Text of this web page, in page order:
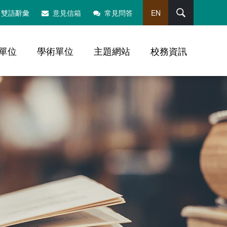
雙語辭彙 意見信箱 常見問答 EN
位 學術單位 主題網站 校務資訊